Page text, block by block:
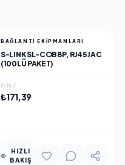
BAĞLANTI EKIPMANLARI
S-LINK SL-COB8P, RJ45 JAC
(100LÜ PAKET)
FIYAT
₺171,39
HIZLI
BAKIŞ